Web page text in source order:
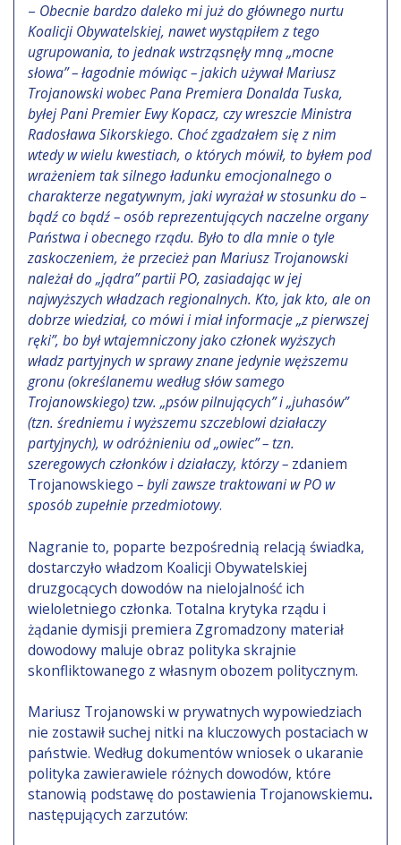
– Obecnie bardzo daleko mi już do głównego nurtu
Koalicji Obywatelskiej, nawet wystąpiłem z tego
ugrupowania, to jednak wstrząsnęły mną „mocne
słowa” – łagodnie mówiąc – jakich używał Mariusz
Trojanowski wobec Pana Premiera Donalda Tuska,
byłej Pani Premier Ewy Kopacz, czy wreszcie Ministra
Radosława Sikorskiego. Choć zgadzałem się z nim
wtedy w wielu kwestiach, o których mówił, to byłem pod
wrażeniem tak silnego ładunku emocjonalnego o
charakterze negatywnym, jaki wyrażał w stosunku do –
bądź co bądź – osób reprezentujących naczelne organy
Państwa i obecnego rządu. Było to dla mnie o tyle
zaskoczeniem, że przecież pan Mariusz Trojanowski
należał do „jądra” partii PO, zasiadając w jej
najwyższych władzach regionalnych. Kto, jak kto, ale on
dobrze wiedział, co mówi i miał informacje „z pierwszej
ręki”, bo był wtajemniczony jako członek wyższych
władz partyjnych w sprawy znane jedynie węższemu
gronu (określanemu według słów samego
Trojanowskiego) tzw. „psów pilnujących” i „juhasów”
(tzn. średniemu i wyższemu szczeblowi działaczy
partyjnych), w odróżnieniu od „owiec” – tzn.
szeregowych członków i działaczy, którzy – zdaniem
Trojanowskiego – byli zawsze traktowani w PO w
sposób zupełnie przedmiotowy.
Nagranie to, poparte bezpośrednią relacją świadka,
dostarczyło władzom Koalicji Obywatelskiej
druzgocących dowodów na nielojalność ich
wieloletniego członka. Totalna krytyka rządu i
żądanie dymisji premiera Zgromadzony materiał
dowodowy maluje obraz polityka skrajnie
skonfliktowanego z własnym obozem politycznym.
Mariusz Trojanowski w prywatnych wypowiedziach
nie zostawił suchej nitki na kluczowych postaciach w
państwie. Według dokumentów wniosek o ukaranie
polityka zawierawiele różnych dowodów, które
stanowią podstawę do postawienia Trojanowskiemu.
następujących zarzutów: